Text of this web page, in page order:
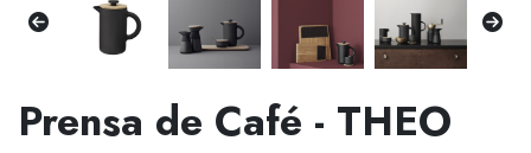
Prensa de Café - THEO